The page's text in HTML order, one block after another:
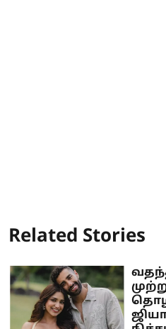
Related Stories